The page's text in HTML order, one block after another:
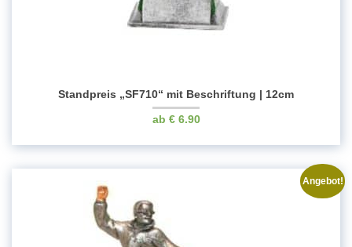
Standpreis „SF710“ mit Beschriftung | 12cm
€6.90
Angebot!